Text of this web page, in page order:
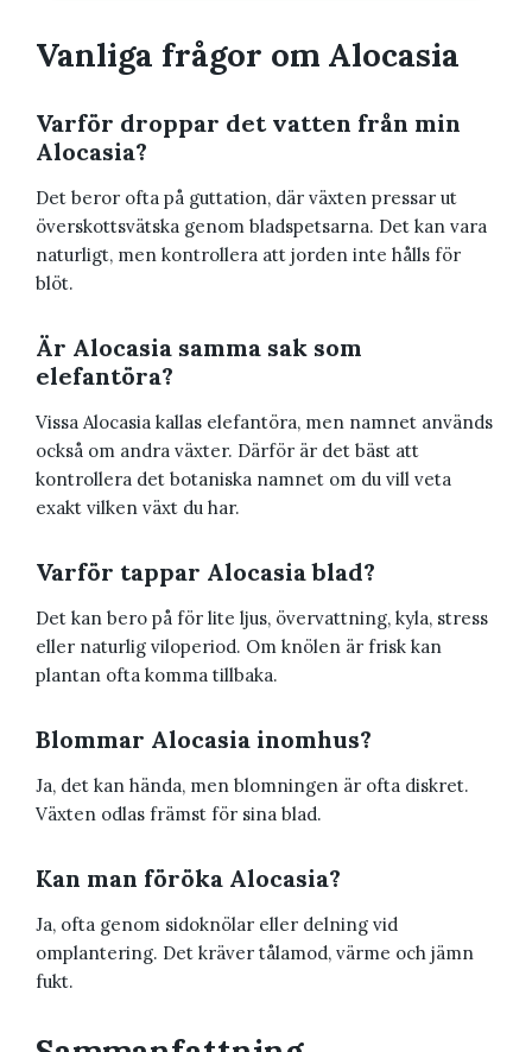
Vanliga frågor om Alocasia
Varför droppar det vatten från min
Alocasia?
Det beror ofta på guttation, där växten pressar ut
överskottsvätska genom bladspetsarna. Det kan vara
naturligt, men kontrollera att jorden inte hålls för
blöt.
Är Alocasia samma sak som
elefantöra?
Vissa Alocasia kallas elefantöra, men namnet används
också om andra växter. Därför är det bäst att
kontrollera det botaniska namnet om du vill veta
exakt vilken växt du har.
Varför tappar Alocasia blad?
Det kan bero på för lite ljus, övervattning, kyla, stress
eller naturlig viloperiod. Om knölen är frisk kan
plantan ofta komma tillbaka.
Blommar Alocasia inomhus?
Ja, det kan hända, men blomningen är ofta diskret.
Växten odlas främst för sina blad.
Kan man föröka Alocasia?
Ja, ofta genom sidoknölar eller delning vid
omplantering. Det kräver tålamod, värme och jämn
fukt.